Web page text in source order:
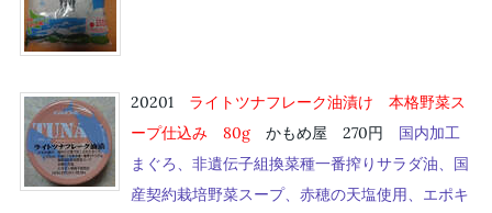
20201
ライトツナフレーク油漬け 本格野菜ス
ープ仕込み 80gかもめ屋 270円 国内加工
まぐろ、非遺伝子組換菜種一番搾りサラダ油、国
産契約栽培野菜スープ、赤穂の天塩使用、エポキ